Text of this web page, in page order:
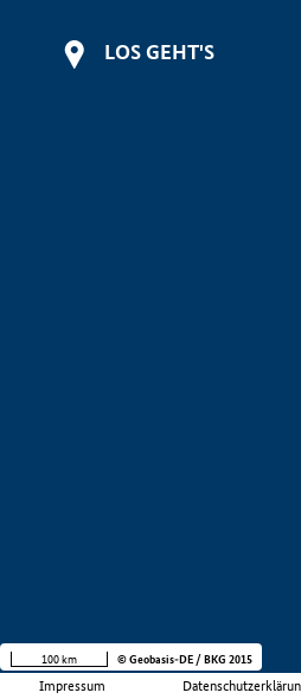
LOS GEHT'S
Impressum
100 km © Geobasis-DE / BKG 2015